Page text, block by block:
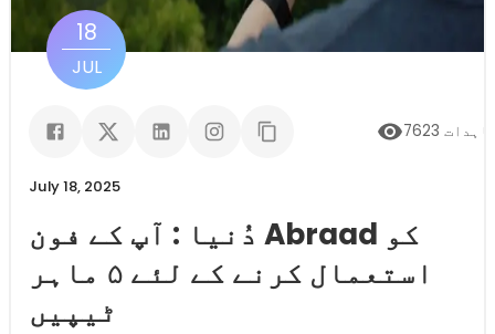
18
JUL
7623
July 18, 2025
دُنیا : آپ کے فون Abraad کو
استعمال کرنے کے لئے ۵ ماہر
ٹیپیں